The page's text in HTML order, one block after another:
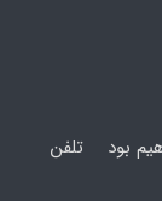
بود تلفن